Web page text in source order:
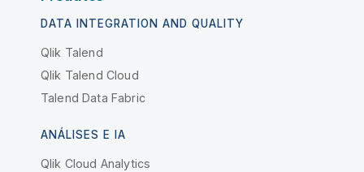
DATA INTEGRATION AND QUALITY
Qlik Talend
Qlik Talend Cloud
Talend Data Fabric
ANÁLISES E IA
Qlik Cloud Analytics